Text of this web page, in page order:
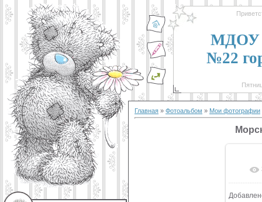
МДОУ
№22
Главная » Фотоальбом » Мои фотографии